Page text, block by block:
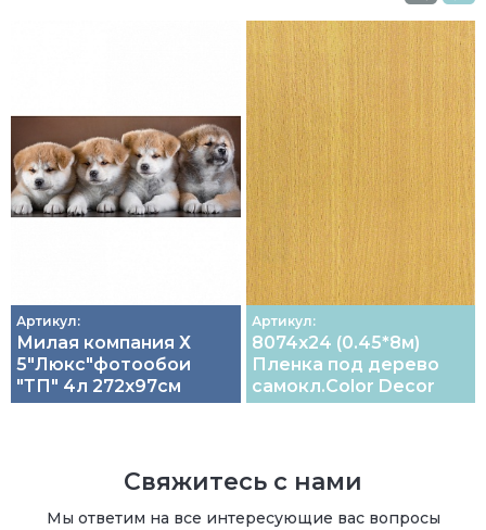
Артикул:
Милая компания Х
5"Люкс"фотообои
"ТП" 4л 272х97см
Артикул:
8074х24 (0.45*8м)
Пленка под дерево
самокл.Color Decor
Свяжитесь с нами
Мы ответим на все интересующие вас вопросы